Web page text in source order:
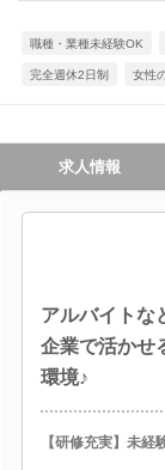
職種・業種未経験OK
完全週休2日制 女性
求人情報
アルバイトな
企業で活かせ
環境♪
【研修充実】未